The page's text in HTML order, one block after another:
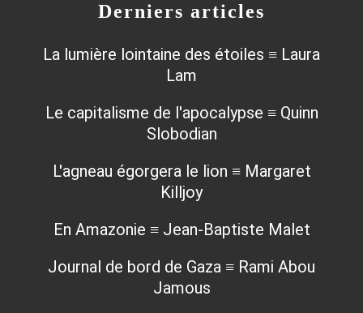
Derniers articles
La lumière lointaine des étoiles ≡ Laura
Lam
Le capitalisme de l'apocalypse ≡ Quinn
Slobodian
L'agneau égorgera le lion ≡ Margaret
Killjoy
En Amazonie ≡ Jean-Baptiste Malet
Journal de bord de Gaza ≡ Rami Abou
Jamous